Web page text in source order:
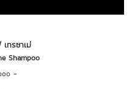
ทรซาเม่
Shampoo
-